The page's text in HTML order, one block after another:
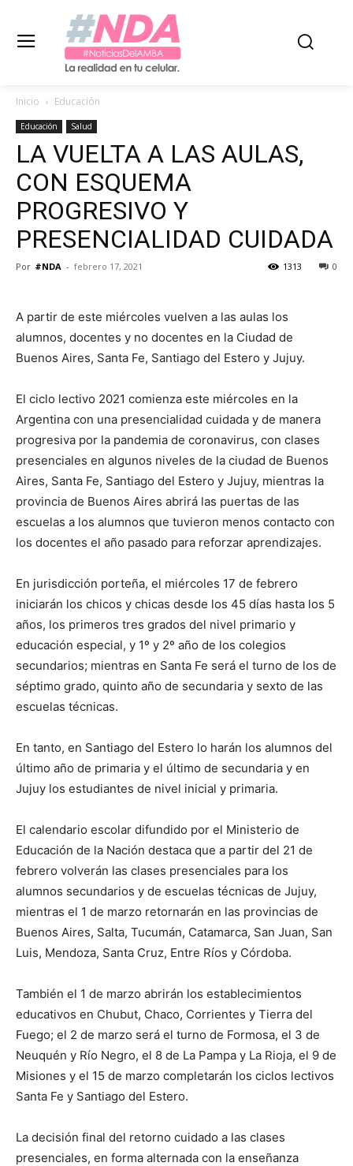
Inicio Educación
Educación Salud
LA VUELTA A LAS AULAS,
CON ESQUEMA
PROGRESIVO Y
PRESENCIALIDAD CUIDADA
Por #NDA - febrero 17, 2021 0
1313
A partir de este miércoles vuelven a las aulas los
alumnos, docentes y no docentes en la Ciudad de
Buenos Aires, Santa Fe, Santiago del Estero y Jujuy.
El ciclo lectivo 2021 comienza este miércoles en la
Argentina con una presencialidad cuidada y de manera
progresiva por la pandemia de coronavirus, con clases
presenciales en algunos niveles de la ciudad de Buenos
Aires, Santa Fe, Santiago del Estero y Jujuy, mientras la
provincia de Buenos Aires abrirá las puertas de las
escuelas a los alumnos que tuvieron menos contacto con
los docentes el año pasado para reforzar aprendizajes.
En jurisdicción porteña, el miércoles 17 de febrero
iniciarán los chicos y chicas desde los 45 días hasta los 5
años, los primeros tres grados del nivel primario y
educación especial, y 1º y 2º año de los colegios
secundarios; mientras en Santa Fe será el turno de los de
séptimo grado, quinto año de secundaria y sexto de las
escuelas técnicas.
En tanto, en Santiago del Estero lo harán los alumnos del
último año de primaria y el último de secundaria y en
Jujuy los estudiantes de nivel inicial y primaria.
El calendario escolar difundido por el Ministerio de
Educación de la Nación destaca que a partir del 21 de
febrero volverán las clases presenciales para los
alumnos secundarios y de escuelas técnicas de Jujuy,
mientras el 1 de marzo retornarán en las provincias de
Buenos Aires, Salta, Tucumán, Catamarca, San Juan, San
Luis, Mendoza, Santa Cruz, Entre Ríos y Córdoba.
También el 1 de marzo abrirán los establecimientos
educativos en Chubut, Chaco, Corrientes y Tierra del
Fuego; el 2 de marzo será el turno de Formosa, el 3 de
Neuquén y Río Negro, el 8 de La Pampa y La Rioja, el 9 de
Misiones y el 15 de marzo completarán los ciclos lectivos
Santa Fe y Santiago del Estero.
La decisión final del retorno cuidado a las clases
presenciales, en forma alternada con la enseñanza